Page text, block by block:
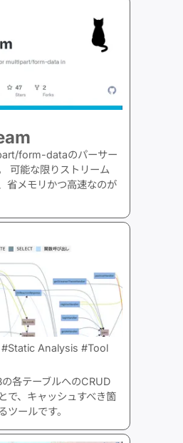
form-dataのパーサー
可能な限りストリーム
省メモリかつ高速なのが
Analysis #Tool
各テーブルへのCRUD
で、キャッシュすべき箇
ツールです。